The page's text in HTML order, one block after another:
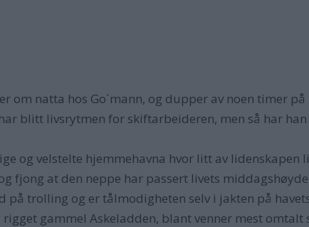
om natta hos Go´mann, og dupper av noen timer på
blitt livsrytmen for skiftarbeideren, men så har han
og velstelte hjemmehavna hvor litt av lidenskapen
fjong at den neppe har passert livets
på trolling og er tålmodigheten selv i jakten på
gammel Askeladden, blant venner mest omtalt